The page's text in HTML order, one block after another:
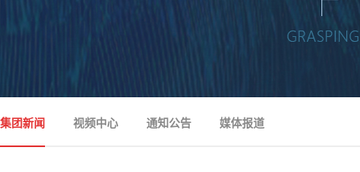
集团新闻 视频中心 通知公告 媒体报道